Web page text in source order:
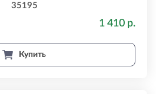
35195
1 410 р.
Купить